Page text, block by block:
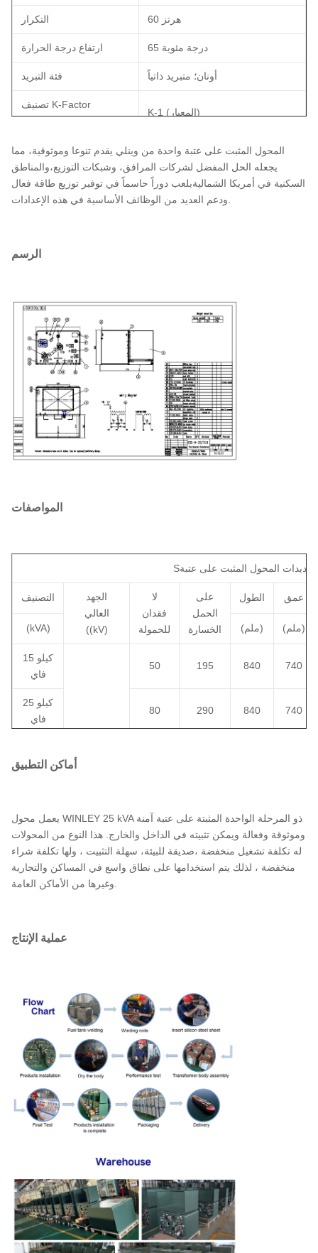
التكرار 60 هرتز
ارتفاع درجة الحرارة 65 درجة مئوية
فئة التبريد أونان؛ متبريد ذاتياً
تصنيف K-Factor
K-1 (المعيار)
مادة التلف النحاس
تصنيف درجة حرارة البيئة 40 درجة مئوية
مستوى الصوت 48 ديبا
الوزن الإجمالي
المحول المثبت على عتبة واحدة من وينلي يقدم تنوعا وموثوقية، مما
يجعله الحل المفضل لشركات المرافق، وشبكات التوزيع،والمناطق
السكنية في أمريكا الشماليةيلعب دوراً حاسماً في توفير توزيع طاقة فعال
الرسم
المواصفات
Sتحديدات المحول المثبت على عتبة
التصنيف
الجهد
العالي
((kV)
لا
فقدان
للحمولة
على
الحمل
الخسارة
الطول عمق
(kVA) (ملم) (ملم)
15 كيلو
فاي
34.5/19.92
13.8/8
13.2/76
12.47 / 7.2
أو غيرها
50 195 840 740
25 كيلو
فاي
80 290 840 740
كيلو إف
إف آي
135 500 840 810
75 كيلو
فاي
190 650 840
آي
كيلو
فاي
550 2230
أماكن التطبيق
يعمل محول WINLEY 25 kVA ذو المرحلة الواحدة المثبتة على عتبة آمنة
وموثوقة وفعالة ويمكن تثبيته في الداخل والخارج. هذا النوع من المحولات
له تكلفة تشغيل منخفضة ،صديقة للبيئة، سهلة التثبيت ، ولها تكلفة شراء
منخفضة ، لذلك يتم استخدامها على نطاق واسع في المساكن والتجارية
عملية الإنتاج